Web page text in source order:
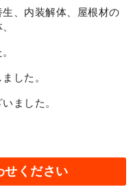
、内装解体、屋根材の
した。
ました。
せください